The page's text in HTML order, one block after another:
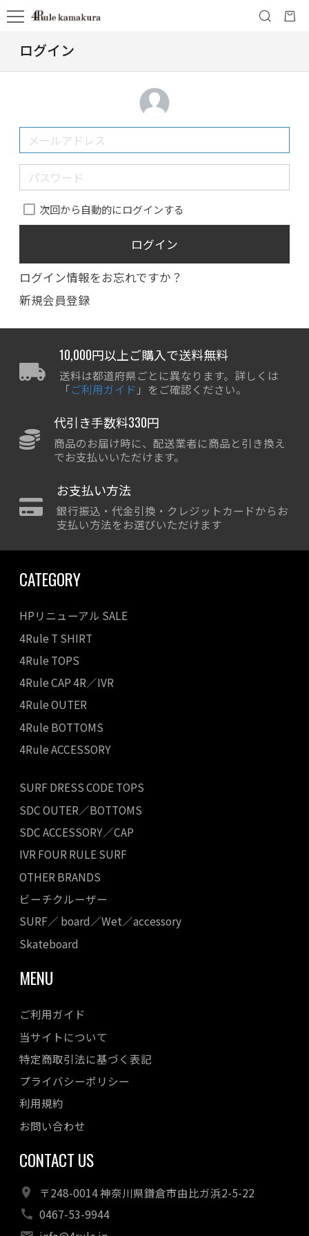
ログイン
次回から自動的にログインする
ログイン
ログイン情報をお忘れですか？
新規会員登録
10,000円以上ご購入で送料無料
送料は都道府県ごとに異なります。詳しくは
「ご利用ガイド 」をご確認ください。
代引き手数料330円
商品のお届け時に、配送業者に商品と引き換え
でお支払いいただけます。
お支払い方法
銀行振込・代金引換・クレジットカードからお
支払い方法をお選びいただけます
CATEGORY
HPリニューアル SALE
4Rule T SHIRT
4Rule TOPS
4Rule CAP 4R／IVR
4Rule OUTER
4Rule BOTTOMS
4Rule ACCESSORY
SURF DRESS CODE TOPS
SDC OUTER／BOTTOMS
SDC ACCESSORY／CAP
IVR FOUR RULE SURF
OTHER BRANDS
ビーチクルーザー
SURF／ board／Wet／accessory
Skateboard
MENU
ご利用ガイド
当サイトについて
特定商取引法に基づく表記
プライバシーポリシー
利用規約
お問い合わせ
CONTACT US
〒248-0014 神奈川県鎌倉市由比ガ浜2-5-22
0467-53-9944